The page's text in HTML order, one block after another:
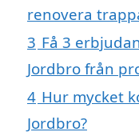
renovera
3 Få 3
Jordbro från
4 Hur mycket
Jordbro?